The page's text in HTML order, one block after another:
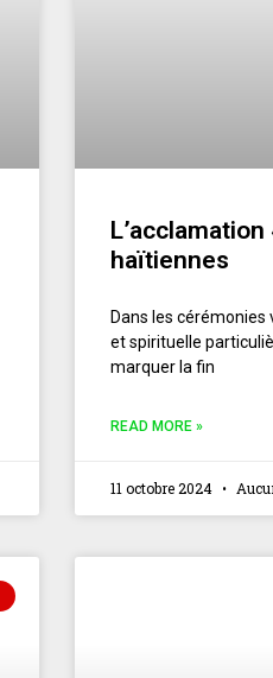
haïtiennes
Dans les cérémonies
et spirituelle
marquer la fin
READ MORE »
11 octobre 2024